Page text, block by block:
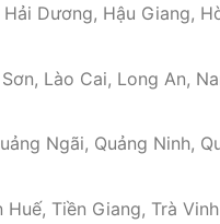
Dương, Hậu Giang,
Lào Cai, Long An,
Ngãi, Quảng Ninh,
Tiền Giang, Trà Vinh